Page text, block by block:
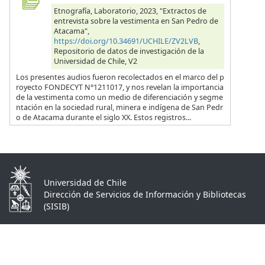
Etnografía, Laboratorio, 2023, "Extractos de
entrevista sobre la vestimenta en San Pedro de
Atacama",
https://doi.org/10.34691/UCHILE/ZV2LVB,
Repositorio de datos de investigación de la
Universidad de Chile, V2
Los presentes audios fueron recolectados en el marco del p
royecto FONDECYT N°1211017, y nos revelan la importancia
de la vestimenta como un medio de diferenciación y segme
ntación en la sociedad rural, minera e indígena de San Pedr
o de Atacama durante el siglo XX. Estos registros...
Universidad de Chile
Dirección de Servicios de Información y Bibliotecas
(SISIB)